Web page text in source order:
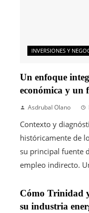
INVERSIONES Y
Un enfoque
económica y un
Asdrubal Olano
Contexto y
históricamente de
su principal fuente
empleo indirecto.
Cómo Trinidad
su industria